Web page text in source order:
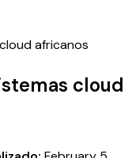
africanos
cloud